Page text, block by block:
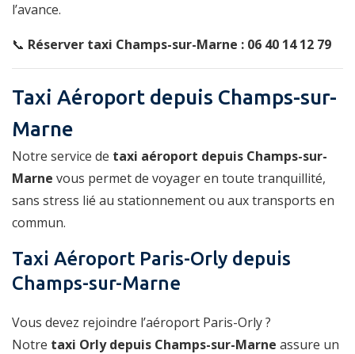
l’avance.
📞 Réserver taxi Champs-sur-Marne : 06 40 14 12 79
Taxi Aéroport depuis Champs-sur-
Marne
Notre service de taxi aéroport depuis Champs-sur-
Marne vous permet de voyager en toute tranquillité,
sans stress lié au stationnement ou aux transports en
commun.
Taxi Aéroport Paris-Orly depuis
Champs-sur-Marne
Vous devez rejoindre l’aéroport Paris-Orly ?
Notre taxi Orly depuis Champs-sur-Marne assure un